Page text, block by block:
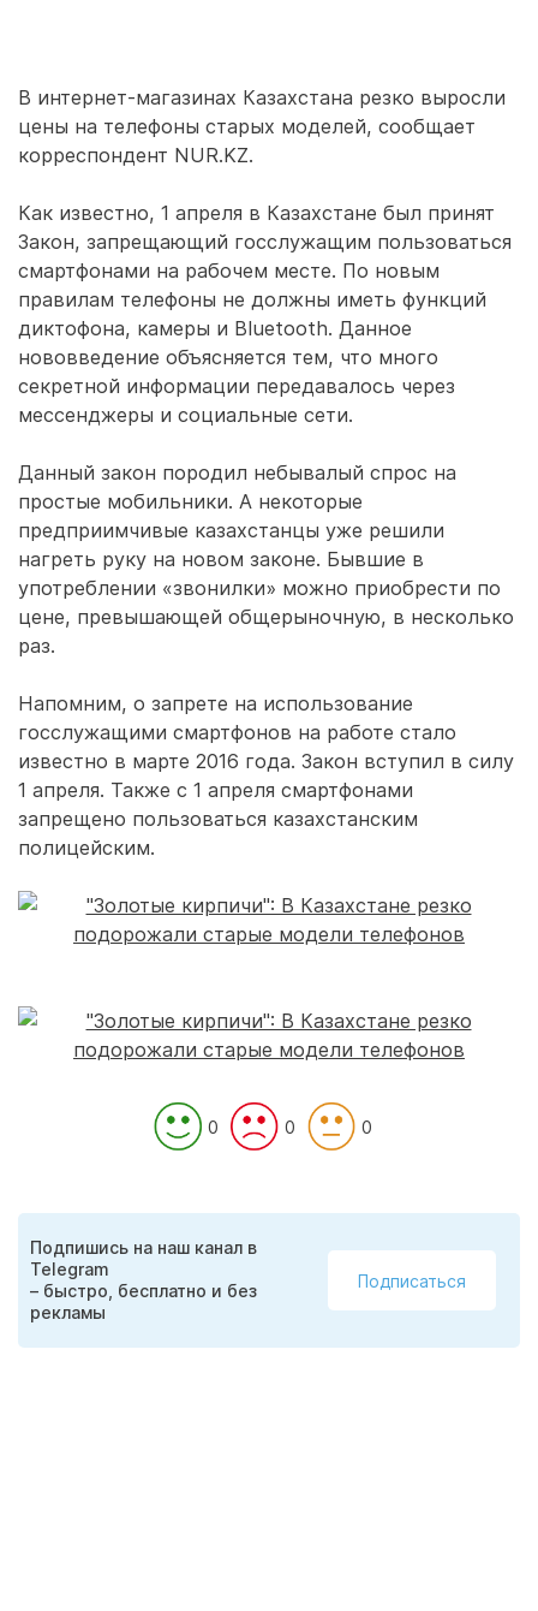
В интернет-магазинах Казахстана резко выросли
цены на телефоны старых моделей, сообщает
корреспондент NUR.KZ.
Как известно, 1 апреля в Казахстане был принят
Закон, запрещающий госслужащим пользоваться
смартфонами на рабочем месте. По новым
правилам телефоны не должны иметь функций
диктофона, камеры и Bluetooth. Данное
нововведение объясняется тем, что много
секретной информации передавалось через
мессенджеры и социальные сети.
Данный закон породил небывалый спрос на
простые мобильники. А некоторые
предприимчивые казахстанцы уже решили
нагреть руку на новом законе. Бывшие в
употреблении «звонилки» можно приобрести по
цене, превышающей общерыночную, в несколько
раз.
Напомним, о запрете на использование
госслужащими смартфонов на работе стало
известно в марте 2016 года. Закон вступил в силу
1 апреля. Также с 1 апреля смартфонами
запрещено пользоваться казахстанским
полицейским.
0 0 0
Подпишись на наш канал в
Telegram
– быстро, бесплатно и без
рекламы
Подписаться